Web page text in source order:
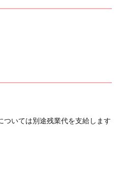
いては別途残業代を支給します